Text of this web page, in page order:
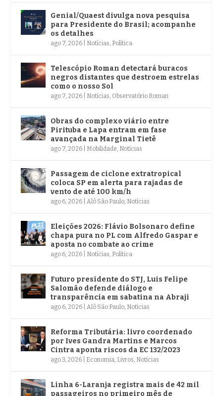
Genial/Quaest divulga nova pesquisa
para Presidente do Brasil; acompanhe
os detalhes
ago 7, 2026 Notícias, Política
Telescópio Roman detectará buracos
negros distantes que destroem estrelas
como o nosso Sol
ago 7, 2026 Notícias, Observatório Roman
Obras do complexo viário entre
Pirituba e Lapa entram em fase
avançada na Marginal Tietê
ago 7, 2026 Mobilidade, Notícias
Passagem de ciclone extratropical
coloca SP em alerta para rajadas de
vento de até 100 km/h
ago 6, 2026 |Alô São Paulo, Notícias
Eleições 2026: Flávio Bolsonaro define
chapa pura no PL com Alfredo Gaspar e
aposta no combate ao crime
ago 6, 2026 Notícias, Política
Futuro presidente do STJ, Luis Felipe
Salomão defende diálogo e
transparência em sabatina na Abraji
ago 6, 2026 |Alô São Paulo, Notícias
Reforma Tributária: livro coordenado
por Ives Gandra Martins e Marcos
Cintra aponta riscos da EC 132/2023
ago 3, 2026 Economia, Livros, Notícias
Linha 6-Laranja registra mais de 42 mil
passageiros no primeiro mês de